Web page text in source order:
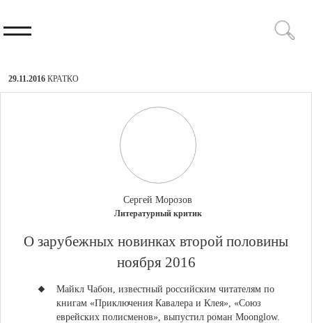
29.11.2016 КРАТКО
Сергей Морозов
Литературный критик
​О зарубежных новинках второй половины
ноября 2016
Майкл Чабон, известный российским читателям по
книгам «Приключения Кавалера и Клея», «Союз
еврейских полисменов», выпустил роман Moonglow.